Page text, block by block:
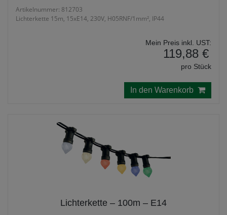
Artikelnummer: 812703
Lichterkette 15m, 15xE14, 230V, H05RNF/1mm², IP44
Mein Preis inkl. UST:
119,88 €
pro Stück
In den Warenkorb
Lichterkette – 100m – E14